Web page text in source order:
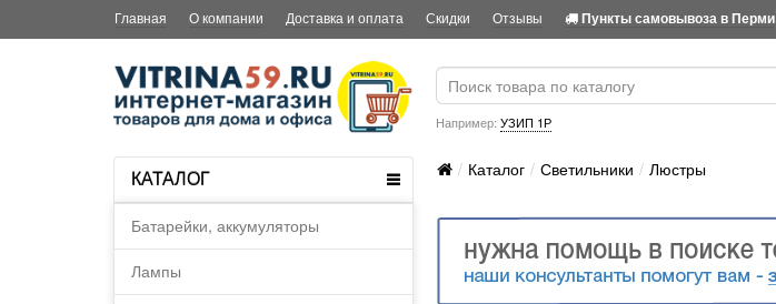
Главная О компании Доставка и оплата Скидки Отзывы Пункты самовывоза в Перми
Например: УЗИП 1Р
КАТАЛОГ
Батарейки, аккумуляторы
Лампы
Каталог Светильники Люстры